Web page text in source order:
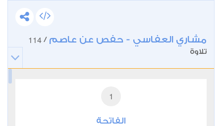
مشاري العفاسي - حفص عن عاصم /
114
تلاوة
1
الفاتحة